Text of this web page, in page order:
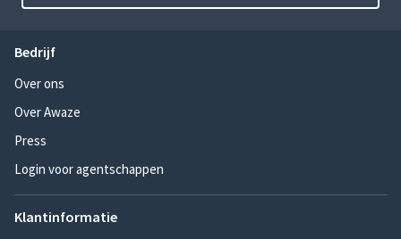
Bedrijf
Over ons
Over Awaze
Press
Login voor agentschappen
Klantinformatie